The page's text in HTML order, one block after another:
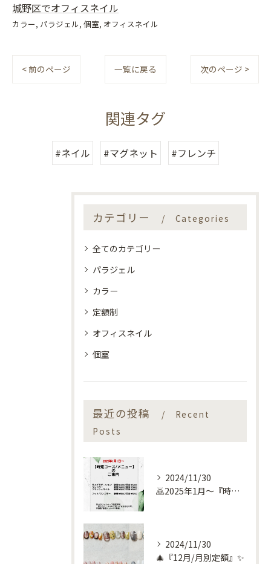
城野区でオフィスネイル
カラー パラジェル 個室 オフィスネイル
< 前のページ 一覧に戻る 次のページ >
関連タグ
#ネイル #マグネット #フレンチ
カテゴリー Categories
全てのカテゴリー
パラジェル
カラー
定額制
オフィスネイル
個室
最近の投稿
Recent
Posts
2024/11/30
🙇2025年1月～『時短コース』のお知らせ🙇
2024/11/30
🎄『12月/月別定額』✨